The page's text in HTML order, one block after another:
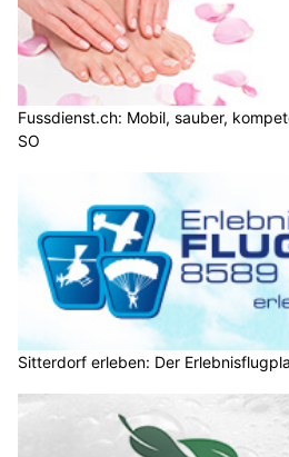
Fussdienst.ch: Mobil, sauber,
SO
Sitterdorf erleben: Der